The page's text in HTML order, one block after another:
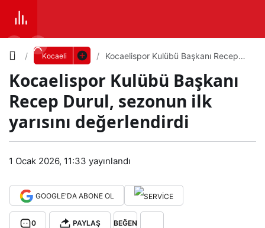
Kocaeli
Kocaelispor Kulübü Başkanı Recep
değerlendirdi
Kocaelispor Kulübü Başkanı
Recep Durul, sezonun ilk
yarısını değerlendirdi
1 Ocak 2026, 11:33 yayınlandı
GOOGLE'DA ABONE OL
0 PAYLAŞ BEĞEN
Koc
spo
r
Yazı
Boyutunu
Ayarla
Varsayılana
0 PAYLAŞ